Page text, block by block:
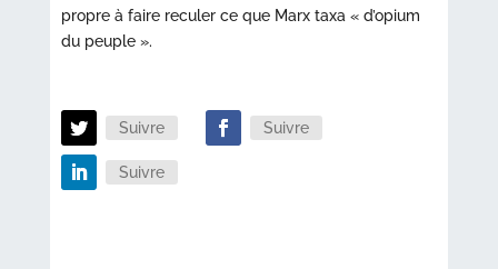
propre à faire reculer ce que Marx taxa « d’opium
du peuple ».
Suivre Suivre
Suivre